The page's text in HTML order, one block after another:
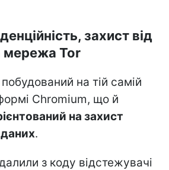
захист від
мережа Tor
на тій самій
Chromium, що й
на захист
.
з коду відстежувачі